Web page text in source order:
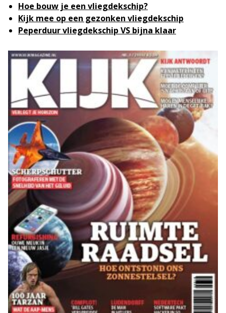
Hoe bouw je een vliegdekschip?
Kijk mee op een gezonken vliegdekschip
Peperduur vliegdekschip VS bijna klaar